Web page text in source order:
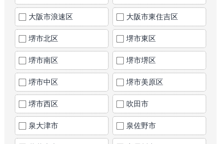
大阪市浪速区 大阪市東住吉区
堺市北区 堺市東区
堺市南区 堺市堺区
堺市中区 堺市美原区
堺市西区 吹田市
泉大津市 泉佐野市